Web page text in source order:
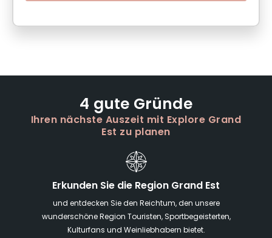
4 gute Gründe
Ihren nächste Auszeit mit Explore Grand
Est zu planen
Erkunden Sie die Region Grand Est
und entdecken Sie den Reichtum, den unsere
wunderschöne Region Touristen, Sportbegeisterten,
Kulturfans und Weinliebhabern bietet.